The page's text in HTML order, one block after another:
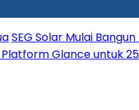
SEG Solar Mulai
Glance untuk